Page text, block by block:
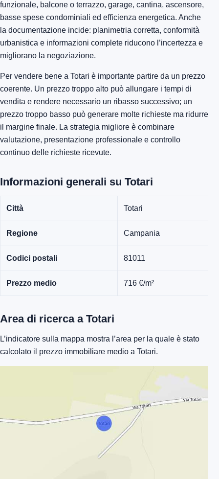
funzionale, balcone o terrazzo, garage, cantina, ascensore,
basse spese condominiali ed efficienza energetica. Anche
la documentazione incide: planimetria corretta, conformità
urbanistica e informazioni complete riducono l’incertezza e
migliorano la negoziazione.
Per vendere bene a Totari è importante partire da un prezzo
coerente. Un prezzo troppo alto può allungare i tempi di
vendita e rendere necessario un ribasso successivo; un
prezzo troppo basso può generare molte richieste ma ridurre
il margine finale. La strategia migliore è combinare
valutazione, presentazione professionale e controllo
continuo delle richieste ricevute.
Informazioni generali su Totari
Città Totari
Regione Campania
Codici postali 81011
Prezzo medio 716 €/m²
Area di ricerca a Totari
L’indicatore sulla mappa mostra l’area per la quale è stato
calcolato il prezzo immobiliare medio a Totari.